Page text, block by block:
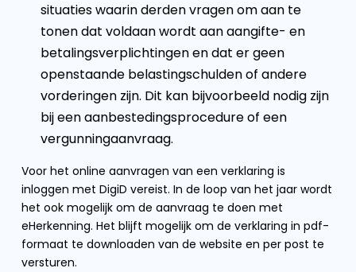
situaties waarin derden vragen om aan te
tonen dat voldaan wordt aan aangifte- en
betalingsverplichtingen en dat er geen
openstaande belastingschulden of andere
vorderingen zijn. Dit kan bijvoorbeeld nodig zijn
bij een aanbestedingsprocedure of een
vergunningaanvraag.
Voor het online aanvragen van een verklaring is
inloggen met DigiD vereist. In de loop van het jaar wordt
het ook mogelijk om de aanvraag te doen met
eHerkenning. Het blijft mogelijk om de verklaring in pdf-
formaat te downloaden van de website en per post te
versturen.